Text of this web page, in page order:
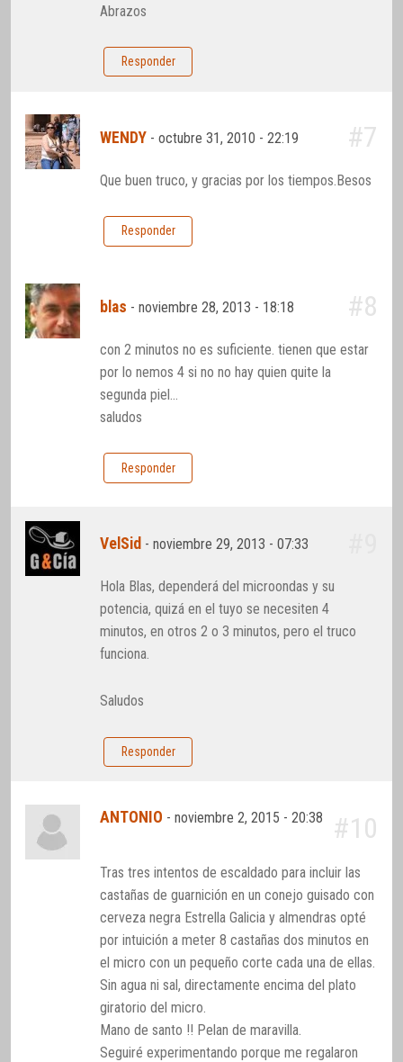
Abrazos
Responder
WENDY -octubre 31, 2010 - 22:19 #7
Que buen truco, y gracias por los tiempos.Besos
Responder
blas -noviembre 28, 2013 - 18:18 #8
con 2 minutos no es suficiente. tienen que estar
por lo nemos 4 si no no hay quien quite la
segunda piel…
saludos
Responder
VelSid -noviembre 29, 2013 - 07:33
Hola Blas, dependerá del microondas y su
potencia, quizá en el tuyo se necesiten 4
minutos, en otros 2 o 3 minutos, pero el truco
funciona.
Saludos
Responder
ANTONIO -noviembre 2, 2015 - 20:38 #10
Tras tres intentos de escaldado para incluir las
castañas de guarnición en un conejo guisado con
cerveza negra Estrella Galicia y almendras opté
por intuición a meter 8 castañas dos minutos en
el micro con un pequeño corte cada una de ellas.
Sin agua ni sal, directamente encima del plato
giratorio del micro.
Mano de santo !! Pelan de maravilla.
Seguiré experimentando porque me regalaron